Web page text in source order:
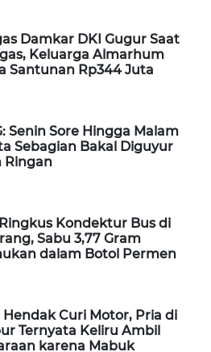
Damkar DKI Gugur Saat
Keluarga Almarhum
Santunan Rp344 Juta
Senin Sore Hingga Malam
Sebagian Bakal Diguyur
Ringan
Kondektur Bus di
Sabu 3,77 Gram
dalam Botol Permen
Hendak Curi Motor, Pria di
Ternyata Keliru Ambil
karena Mabuk